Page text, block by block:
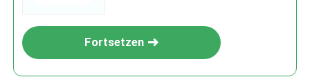
Fortsetzen